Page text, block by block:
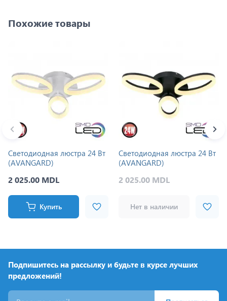
Похожие товары
Светодиодная люстра 24 Вт
(AVANGARD)
2 025.00 MDL
Купить
Светодиодная люстра 24 Вт
(AVANGARD)
2 025.00 MDL
Нет в наличии
Подпишитесь на рассылку и будьте в курсе лучших
предложений!